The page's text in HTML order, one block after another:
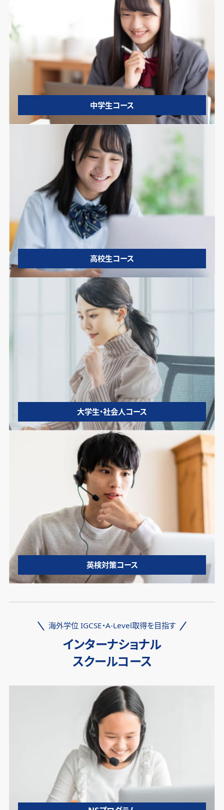
中学生コース
高校生コース
大学生・社会人コース
英検対策コース
海外学位 IGCSE・A-Level取得を目指す
インターナショナル
スクールコース